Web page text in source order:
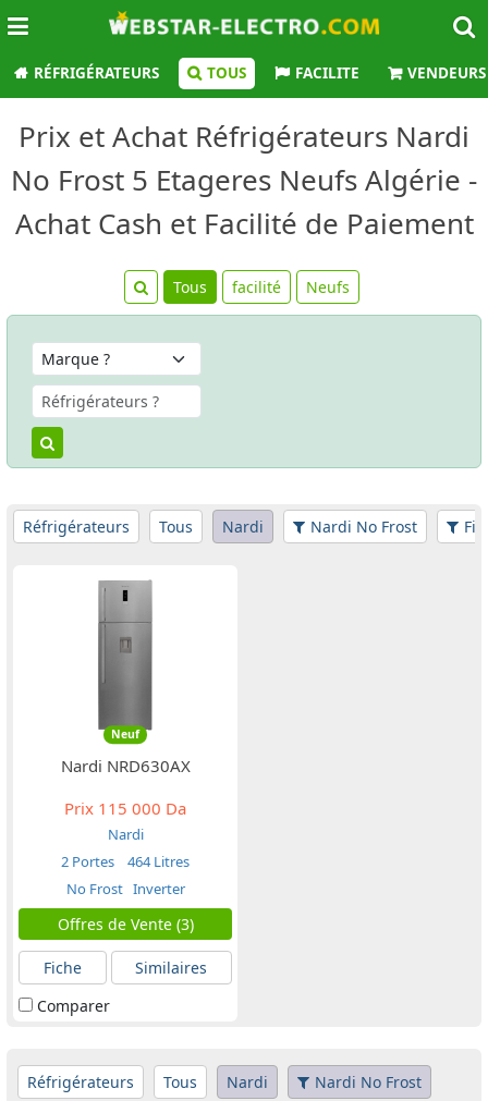
RÉFRIGÉRATEURS TOUS FACILITE VENDEURS
Prix et Achat Réfrigérateurs Nardi
No Frost 5 Etageres Neufs Algérie -
Achat Cash et Facilité de Paiement
Tous facilité Neufs
Réfrigérateurs Tous Nardi Nardi No Frost
Neuf
Nardi NRD630AX
Prix 115 000 Da
Nardi
2 Portes
464 Litres
No Frost Inverter
Offres de Vente (3)
Fiche
Similaires
Comparer
Réfrigérateurs Tous Nardi Nardi No Frost